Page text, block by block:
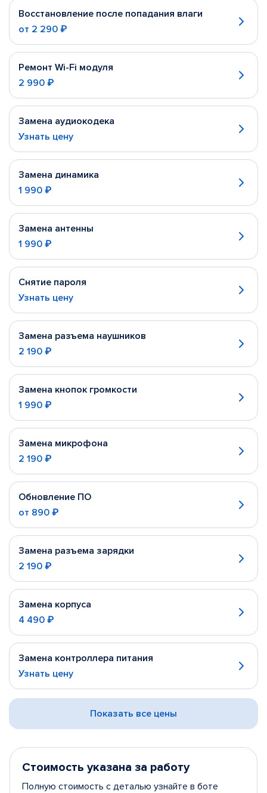
Восстановление после попадания влаги
от 2 290 ₽
Ремонт Wi-Fi модуля
2 990 ₽
Замена аудиокодека
Узнать цену
Замена динамика
1 990 ₽
Замена антенны
1 990 ₽
Снятие пароля
Узнать цену
Замена разъема наушников
2 190 ₽
Замена кнопок громкости
1 990 ₽
Замена микрофона
2 190 ₽
Обновление ПО
от 890 ₽
Замена разъема зарядки
2 190 ₽
Замена корпуса
4 490 ₽
Замена контроллера питания
Узнать цену
Показать все цены
Стоимость указана за работу
Полную стоимость с деталью узнайте в боте